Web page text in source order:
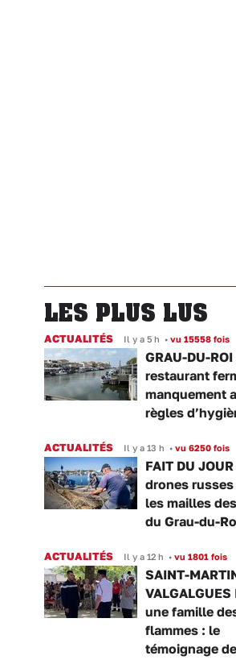
LES PLUS LUS
ACTUALITÉS Il y a 5 h • vu 15558 fois
GRAU-DU-ROI
restaurant
manquement
règles
ACTUALITÉS Il y a 13 h • vu 6250 fois
FAIT DU
drones
les mailles
du Grau-du-
ACTUALITÉS Il y a 12 h • vu 1801 fois
SAINT-
une famille
flammes : le
témoignage